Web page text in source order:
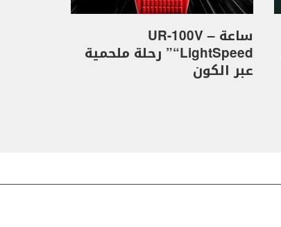
ساعة UR-100V –
“LightSpeed” رحلة ملحمية
عبر الكون